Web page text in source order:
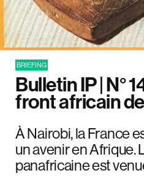
BRIEFING
Bulletin IP | N°
front africain
À Nairobi, la France
un avenir en Afrique.
panafricaine est